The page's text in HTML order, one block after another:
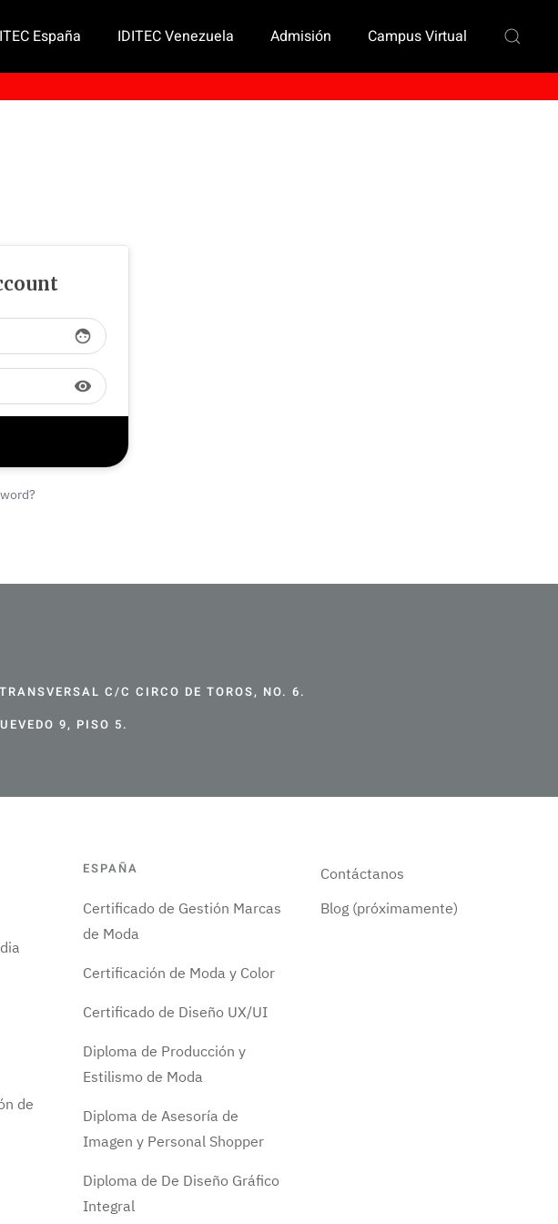
España IDITEC Venezuela Admisión Campus Virtual
face
visibility
C/C CIRCO DE TOROS, NO. 6.
9, PISO 5.
de
ESPAÑA
Certificado de Gestión Marcas
de Moda
Certificación de Moda y Color
Certificado de Diseño UX/UI
Diploma de Producción y
Estilismo de Moda
Diploma de Asesoría de
Imagen y Personal Shopper
Diploma de De Diseño Gráfico
Integral
Contáctanos
Blog (próximamente)